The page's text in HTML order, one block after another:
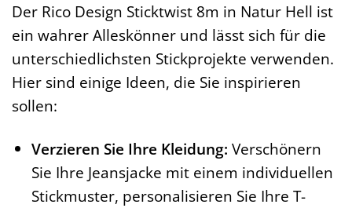
Der Rico Design Sticktwist 8m in Natur Hell ist
ein wahrer Alleskönner und lässt sich für die
unterschiedlichsten Stickprojekte verwenden.
Hier sind einige Ideen, die Sie inspirieren
sollen:
Verzieren Sie Ihre Kleidung: Verschönern
Sie Ihre Jeansjacke mit einem individuellen
Stickmuster, personalisieren Sie Ihre T-